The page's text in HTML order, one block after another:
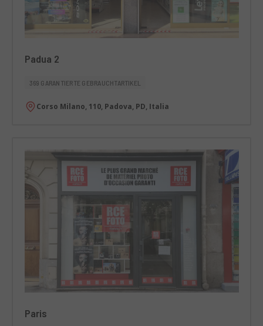
Padua 2
369 GARANTIERTE GEBRAUCHTARTIKEL
Corso Milano, 110, Padova, PD, Italia
Paris